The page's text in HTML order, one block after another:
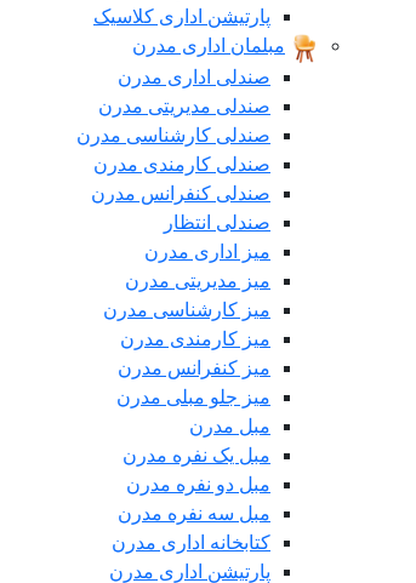
پارتیشن اداری کلاسیک
مبلمان اداری مدرن
صندلی اداری مدرن
صندلی مدیریتی مدرن
صندلی کارشناسی مدرن
صندلی کارمندی مدرن
صندلی کنفرانس مدرن
صندلی انتظار
میز اداری مدرن
میز مدیریتی مدرن
میز کارشناسی مدرن
میز کارمندی مدرن
میز کنفرانس مدرن
میز جلو مبلی مدرن
مبل مدرن
مبل یک نفره مدرن
مبل دو نفره مدرن
مبل سه نفره مدرن
کتابخانه اداری مدرن
پارتیشن اداری مدرن